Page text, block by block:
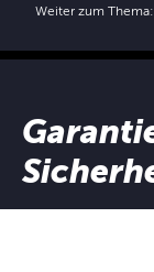
Weiter zum Thema: